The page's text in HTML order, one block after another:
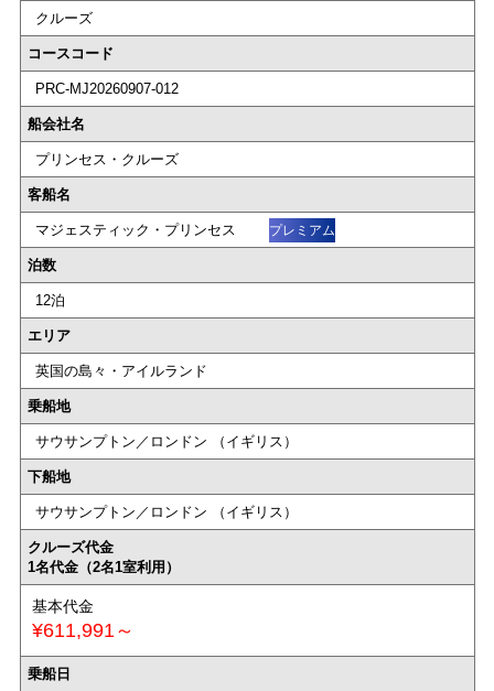
クルーズ
コースコード
PRC-MJ20260907-012
船会社名
プリンセス・クルーズ
客船名
マジェスティック・プリンセス プレミアム
泊数
12泊
エリア
英国の島々・アイルランド
乗船地
サウサンプトン／ロンドン （イギリス）
下船地
サウサンプトン／ロンドン （イギリス）
クルーズ代金
1名代金（2名1室利用）
基本代金
¥611,991～
乗船日